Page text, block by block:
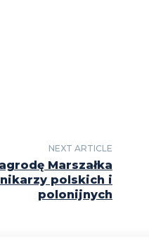
NEXT ARTICLE
Marszałka
polskich i
polonijnych